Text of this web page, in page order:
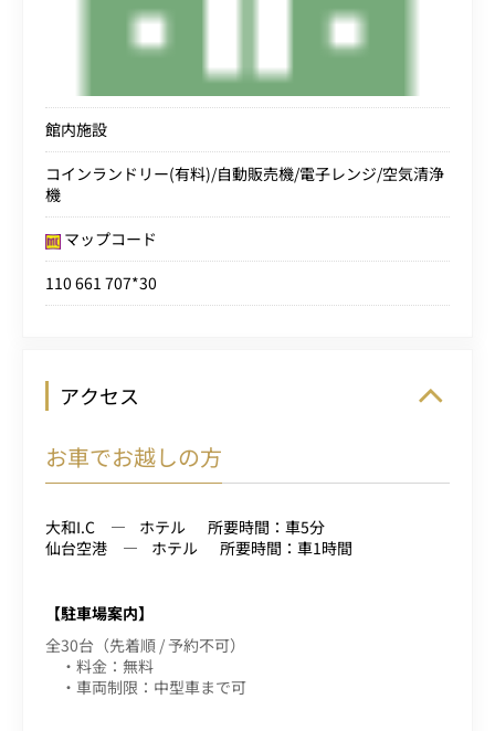
館内施設
コインランドリー(有料)/自動販売機/電子レンジ/空気清浄
機
マップコード
110 661 707*30
アクセス
お車でお越しの方
大和I.C ホテル
所要時間：車5分
仙台空港
ホテル 所要時間：車1時間
【駐車場案内】
全30台（先着順 / 予約不可）
・料金：無料
・車両制限：中型車まで可